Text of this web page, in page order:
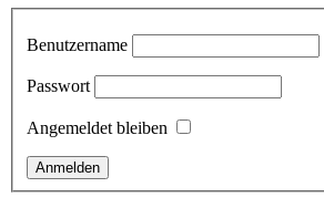
Benutzername
Passwort
Angemeldet bleiben